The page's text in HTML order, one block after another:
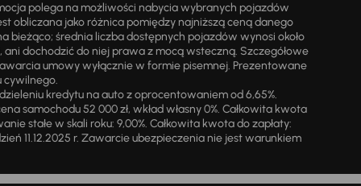
polega na możliwości nabycia wybranych pojazdów
obliczana jako różnica pomiędzy najniższą ceną danego
bieżąco; średnia liczba dostępnych pojazdów wynosi około
dochodzić do niej prawa z mocą wsteczną. Szczegółowe
umowy wyłącznie w formie pisemnej. Prezentowane
cywilnego.
kredytu na auto z oprocentowaniem od 6,65%.
samochodu 52 000 zł, wkład własny 0%. Całkowita kwota
stałe w skali roku: 9,00%. Całkowita kwota do zapłaty:
11.12.2025 r. Zawarcie ubezpieczenia nie jest warunkiem